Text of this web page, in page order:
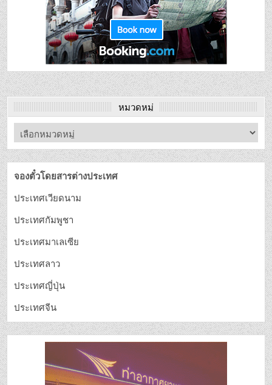
หมวดหมู่
จองตั๋วโดยสารต่างประเทศ
ประเทศเวียดนาม
ประเทศกัมพูชา
ประเทศมาเลเซีย
ประเทศลาว
ประเทศญี่ปุ่น
ประเทศจีน